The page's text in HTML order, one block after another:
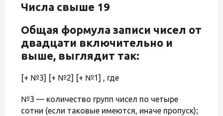
Числа свыше 19
Общая формула записи чисел от
двадцати включительно и
выше, выглядит так:
[+ №3] [+ №2] [+ №1] , где
№3 — количество групп чисел по четыре
сотни (если таковые имеются, иначе пропуск);